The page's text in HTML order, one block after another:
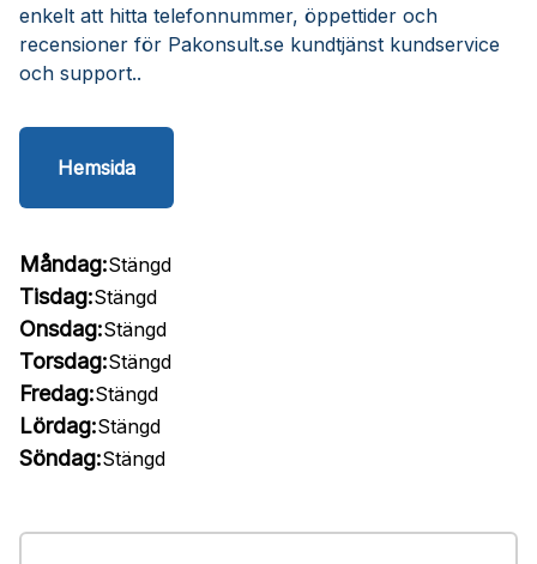
enkelt att hitta telefonnummer, öppettider och
recensioner för Pakonsult.se kundtjänst kundservice
och support..
Hemsida
Måndag:Stängd
Tisdag:Stängd
Onsdag:Stängd
Torsdag:Stängd
Fredag:Stängd
Lördag:Stängd
Söndag:Stängd